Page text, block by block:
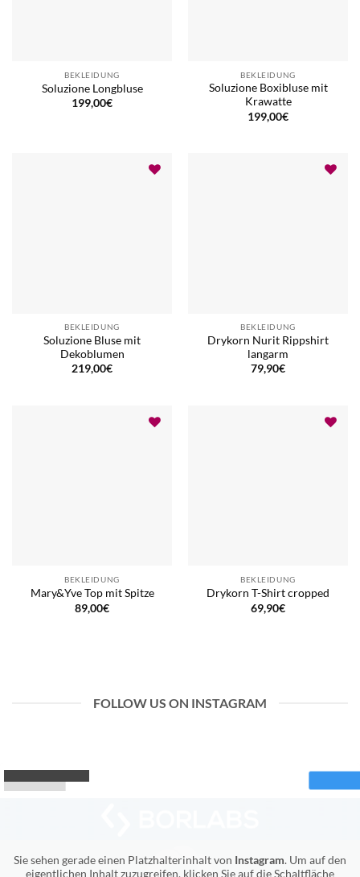
BEKLEIDUNG
Soluzione Longbluse
199,00€
BEKLEIDUNG
Soluzione Boxibluse mit
Krawatte
199,00€
BEKLEIDUNG
Soluzione Bluse mit
Dekoblumen
219,00€
BEKLEIDUNG
Drykorn Nurit Rippshirt
langarm
79,90€
BEKLEIDUNG
Mary&Yve Top mit Spitze
89,00€
BEKLEIDUNG
Drykorn T-Shirt cropped
69,90€
FOLLOW US ON INSTAGRAM
Sie sehen gerade einen Platzhalterinhalt von Instagram. Um auf den
eigentlichen Inhalt zuzugreifen, klicken Sie auf die Schaltfläche